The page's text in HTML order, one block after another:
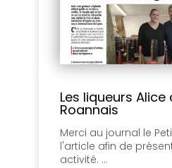
Les liqueurs Alice
Roannais
Merci au journal le
l'article afin de
activité. ...